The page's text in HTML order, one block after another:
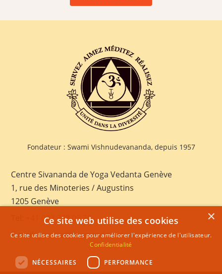
Fondateur : Swami Vishnudevananda, depuis 1957
Centre Sivananda de Yoga Vedanta Genève
1, rue des Minoteries / Augustins
1205 Genève
+41 022 328 03 28
E-mail:geneva@sivananda.net
×
Ce site web utilise des cookies
Ce site utilise des cookies pour améliorer l'expérience de l'utilisateur.
Confidentialité
NÉCESSAIRES PERFORMANCE